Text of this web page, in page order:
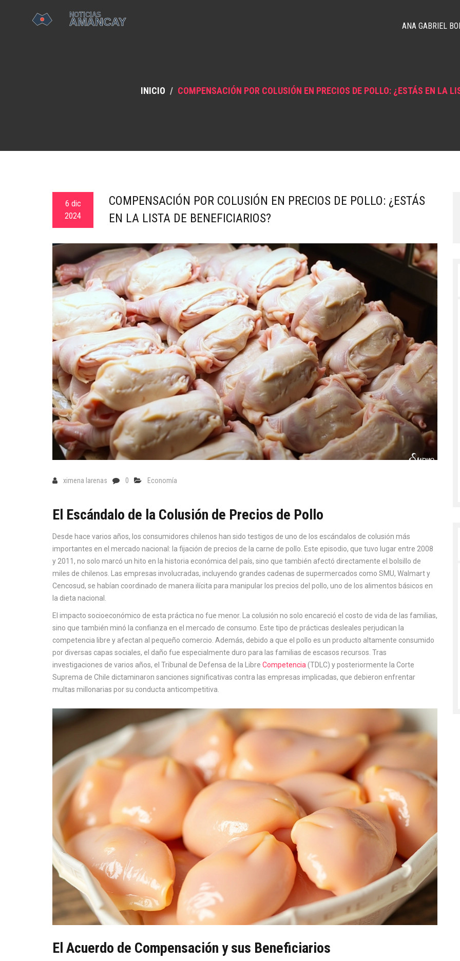
ANA GABRIEL
INICIO COMPENSACIÓN POR COLUSIÓN EN PRECIOS DE POLLO: ¿ESTÁS EN LA
6 dic
2024
COMPENSACIÓN POR COLUSIÓN EN PRECIOS DE POLLO: ¿ESTÁS
EN LA LISTA DE BENEFICIARIOS?
ximena larenas 0 Economía
El Escándalo de la Colusión de Precios de Pollo
Desde hace varios años, los consumidores chilenos han sido testigos de uno de los escándalos de colusión más
importantes en el mercado nacional: la fijación de precios de la carne de pollo. Este episodio, que tuvo lugar entre 2008
y 2011, no solo marcó un hito en la historia económica del país, sino que también afectó directamente el bolsillo de
miles de chilenos. Las empresas involucradas, incluyendo grandes cadenas de supermercados como SMU, Walmart y
Cencosud, se habían coordinado de manera ilícita para manipular los precios del pollo, uno de los alimentos básicos en
la dieta nacional.
El impacto socioeconómico de esta práctica no fue menor. La colusión no solo encareció el costo de vida de las familias,
sino que también minó la confianza en el mercado de consumo. Este tipo de prácticas desleales perjudican la
competencia libre y afectan al pequeño comercio. Además, debido a que el pollo es un producto altamente consumido
por diversas capas sociales, el daño fue especialmente duro para las familias de escasos recursos. Tras
investigaciones de varios años, el Tribunal de Defensa de la Libre Competencia (TDLC) y posteriormente la Corte
Suprema de Chile dictaminaron sanciones significativas contra las empresas implicadas, que debieron enfrentar
multas millonarias por su conducta anticompetitiva.
El Acuerdo de Compensación y sus Beneficiarios